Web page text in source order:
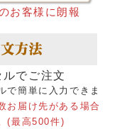
お客様に朗報
ルでご注文
で簡単に入力できま
お届け先がある場合
(最高500件)